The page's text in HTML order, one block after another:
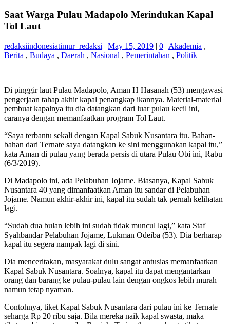
Saat Warga Pulau Madapolo Merindukan Kapal
Tol Laut
redaksiindonesiatimur_redaksi | May 15, 2019 | 0 | Akademia ,
Berita , Budaya , Daerah , Nasional , Pemerintahan , Politik
Di pinggir laut Pulau Madapolo, Aman H Hasanah (53) mengawasi
pengerjaan tahap akhir kapal penangkap ikannya. Material-material
pembuat kapalnya itu dia datangkan dari luar pulau kecil ini,
caranya dengan memanfaatkan program Tol Laut.
“Saya terbantu sekali dengan Kapal Sabuk Nusantara itu. Bahan-
bahan dari Ternate saya datangkan ke sini menggunakan kapal itu,”
kata Aman di pulau yang berada persis di utara Pulau Obi ini, Rabu
(6/3/2019).
Di Madapolo ini, ada Pelabuhan Jojame. Biasanya, Kapal Sabuk
Nusantara 40 yang dimanfaatkan Aman itu sandar di Pelabuhan
Jojame. Namun akhir-akhir ini, kapal itu sudah tak pernah kelihatan
lagi.
“Sudah dua bulan lebih ini sudah tidak muncul lagi,” kata Staf
Syahbandar Pelabuhan Jojame, Lukman Odeiba (53). Dia berharap
kapal itu segera nampak lagi di sini.
Dia menceritakan, masyarakat dulu sangat antusias memanfaatkan
Kapal Sabuk Nusantara. Soalnya, kapal itu dapat mengantarkan
orang dan barang ke pulau-pulau lain dengan ongkos lebih murah
namun tetap nyaman.
Contohnya, tiket Kapal Sabuk Nusantara dari pulau ini ke Ternate
seharga Rp 20 ribu saja. Bila mereka naik kapal swasta, maka